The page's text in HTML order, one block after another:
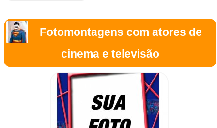
Fotomontagens com atores de
cinema e televisão